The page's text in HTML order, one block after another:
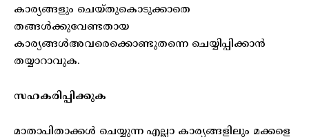
കാര്യങ്ങളും ചെയ്തുകൊടുക്കാതെ
തങ്ങൾക്കുവേണ്ടതായ
കാര്യങ്ങൾഅവരെക്കൊണ്ടുതന്നെ ചെയ്യിപ്പിക്കാൻ
തയ്യാറാവുക.
സഹകരിപ്പിക്കുക
മാതാപിതാക്കൾ ചെയ്യുന്ന എല്ലാ കാര്യങ്ങളിലും മക്കളെ